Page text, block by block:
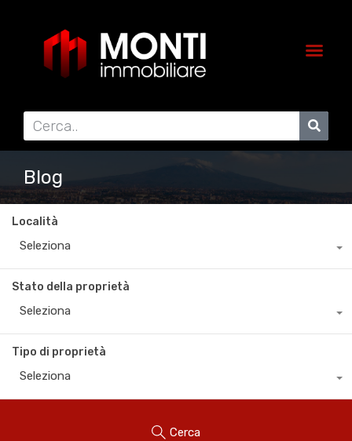
Blog
Località
Seleziona
Stato della proprietà
Seleziona
Tipo di proprietà
Seleziona
Cerca